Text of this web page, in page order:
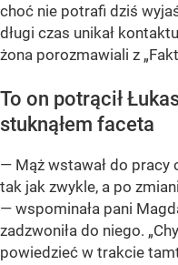
choć nie potrafi dziś
długi czas unikał
żona porozmawiali z
To on potrącił
stuknąłem faceta
— Mąż wstawał do pracy
tak jak zwykle, a po
— wspominała pani
zadzwoniła do niego.
powiedzieć w trakcie